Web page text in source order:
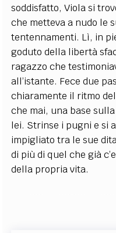
soddisfatto, Viola si
che metteva a nudo le
tentennamenti. Lì, in
goduto della libertà
ragazzo che
all’istante. Fece due
chiaramente il ritmo
che mai, una base
lei. Strinse i pugni e si
impigliato tra le sue
di più di quel che già
della propria vita.